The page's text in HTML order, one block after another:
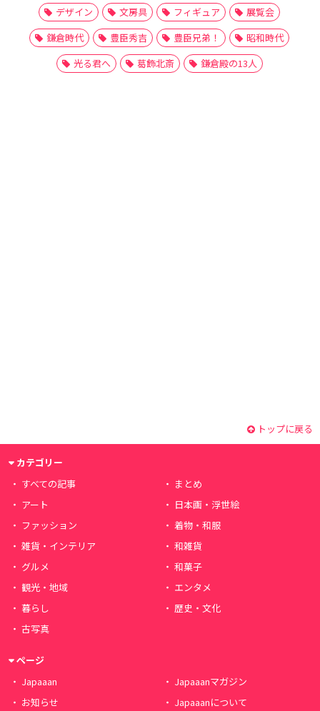
デザイン
文房具 フィギュア
展覧会
鎌倉時代
豊臣秀吉 豊臣兄弟！
昭和時代
光る君へ
葛飾北斎 鎌倉殿の13人
トップに戻る
カテゴリー
すべての記事
まとめ
アート
日本画・浮世絵
ファッション
着物・和服
雑貨・インテリア
和雑貨
グルメ
和菓子
観光・地域
エンタメ
暮らし
歴史・文化
古写真
ページ
Japaaan
Japaaanマガジン
お知らせ
Japaaanについて